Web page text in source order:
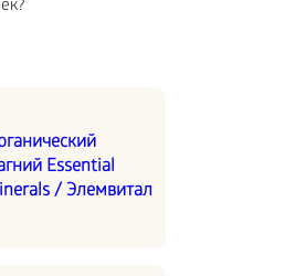
Essential
/ Элемвитал